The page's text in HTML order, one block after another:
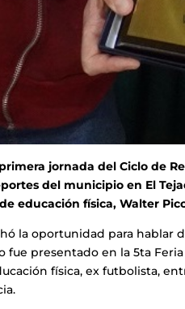
jornada del Ciclo de
del municipio en El
educación física, Walter
la oportunidad para
fue presentado en la 5ta
física, ex futbolista,